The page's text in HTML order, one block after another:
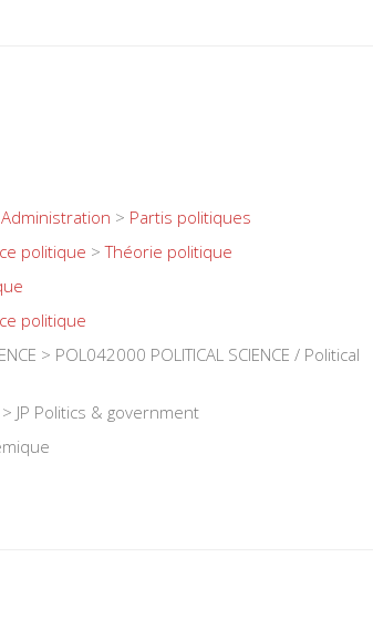
> Partis politiques
politique >Théorie politique
politique
> POL042000 POLITICAL SCIENCE / Political
JP Politics & government